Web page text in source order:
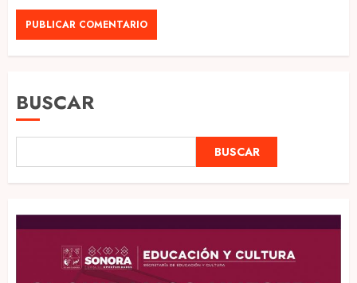
BUSCAR
BUSCAR